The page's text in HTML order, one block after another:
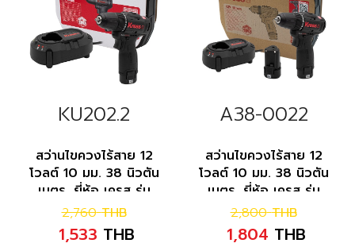
KU202.2
สว่านไขควงไร้สาย 12
โวลต์ 10 มม. 38 นิวตัน
เมตร. ยี่ห้อ เครส รุ่น
KU202.2
2,760 THB
1,533 THB
A38-0022
สว่านไขควงไร้สาย 12
โวลต์ 10 มม. 38 นิวตัน
เมตร. ยี่ห้อ เครส รุ่น
KU202.1
2,800 THB
1,804 THB